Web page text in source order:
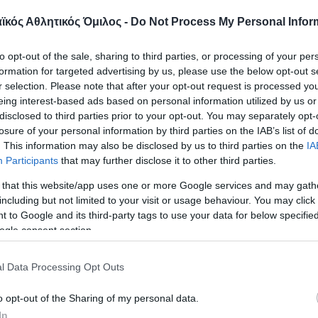
Αθλητικός Όμιλος - Do Not Process My Personal
opt-out of the sale, sharing to third parties, or processing of your
for targeted advertising by us, please use the below opt-out
selection. Please note that after your opt-out request is processed
interest-based ads based on personal information utilized by us
to third parties prior to your opt-out. You may separately
of your personal information by third parties on the IAB’s list of
This information may also be disclosed by us to third parties on the
Participants that may further disclose it to other third parties.
that this website/app uses one or more Google services and may
but not limited to your visit or usage behaviour. You may
to Google and its third-party tags to use your data for below
consent section.
Data Processing Opt Outs
opt-out of the Sharing of my personal data.
Αθλητικός Όμιλος ξεκίνησε
αφιέρωμα παρουσιάζει τη σχέση
έχουν … Παναθηναϊκή προέλευση.
που είχε έντονο το Παναθηναϊκό στοιχείο και
της μάχες σε μια «πράσινη» περιοχή ήταν τα
μια ομάδα που οι παίκτες ήταν φίλαθλοι του
έπαιξε στα ξερά γήπεδα της Αθήνας το 1947.
άσους ήταν οι Ματθαίου, Βαρβαρίγος,